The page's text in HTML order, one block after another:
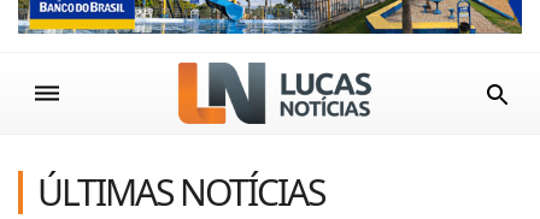
ÚLTIMAS NOTÍCIAS